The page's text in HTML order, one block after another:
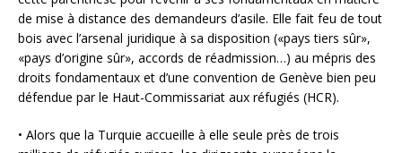
de mise à distance des demandeurs d’asile. Elle fait feu de tout
bois avec l’arsenal juridique à sa disposition («pays tiers sûr»,
«pays d’origine sûr», accords de réadmission…) au mépris des
droits fondamentaux et d’une convention de Genève bien peu
défendue par le Haut-Commissariat aux réfugiés (HCR).
• Alors que la Turquie accueille à elle seule près de trois